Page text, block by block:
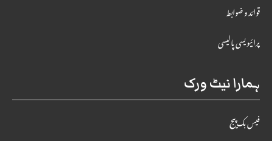
قوائد و ضوابط
پرائیویسی پالیسی
ہمارا نیٹ ورک
فیس بک پیج